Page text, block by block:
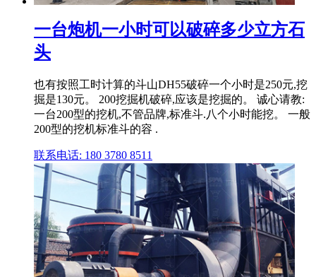
一台炮机一小时可以破碎多少立方石
头
也有按照工时计算的斗山DH55破碎一个小时是250元,挖
掘是130元。 200挖掘机破碎,应该是挖掘的。 诚心请教:
一台200型的挖机,不管品牌,标准斗.八个小时能挖。 一般
200型的挖机标准斗的容 .
联系电话: 180 3780 8511